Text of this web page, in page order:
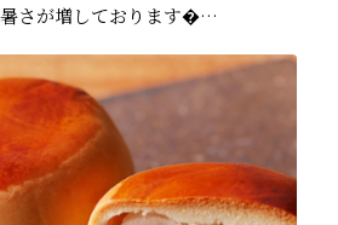
暑さが増しております�…